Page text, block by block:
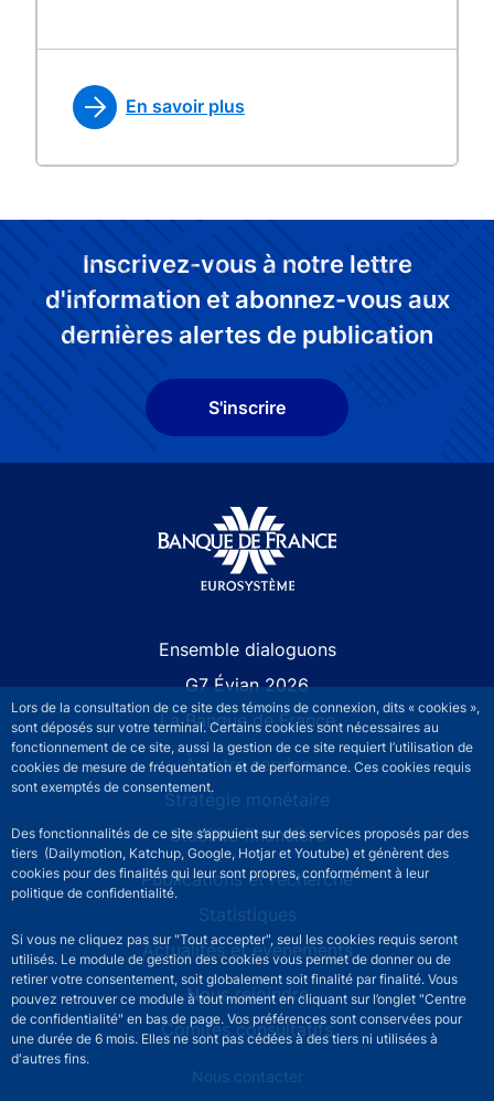
Lors de la consultation de ce site des témoins de connexion, dits « cookies »,
sont déposés sur votre terminal. Certains cookies sont nécessaires au
fonctionnement de ce site, aussi la gestion de ce site requiert l’utilisation de
cookies de mesure de fréquentation et de performance. Ces cookies requis
sont exemptés de consentement.
Des fonctionnalités de ce site s’appuient sur des services proposés par des
tiers (Dailymotion, Katchup, Google, Hotjar et Youtube) et génèrent des
cookies pour des finalités qui leur sont propres, conformément à leur
politique de confidentialité.
Si vous ne cliquez pas sur "Tout accepter", seul les cookies requis seront
utilisés. Le module de gestion des cookies vous permet de donner ou de
retirer votre consentement, soit globalement soit finalité par finalité. Vous
pouvez retrouver ce module à tout moment en cliquant sur l’onglet "Centre
de confidentialité" en bas de page. Vos préférences sont conservées pour
une durée de 6 mois. Elles ne sont pas cédées à des tiers ni utilisées à
d'autres fins.
En savoir plus
Inscrivez-vous à notre lettre
d'information et abonnez-vous aux
dernières alertes de publication
S'inscrire
Ensemble dialoguons
G7 Évian 2026
La Banque de France
À votre service
Stratégie monétaire
Stabilité financière
Publications et recherche
Statistiques
Actualités et événements
Nous rejoindre
Comités consultatifs
Footer secondary menuNous contacter